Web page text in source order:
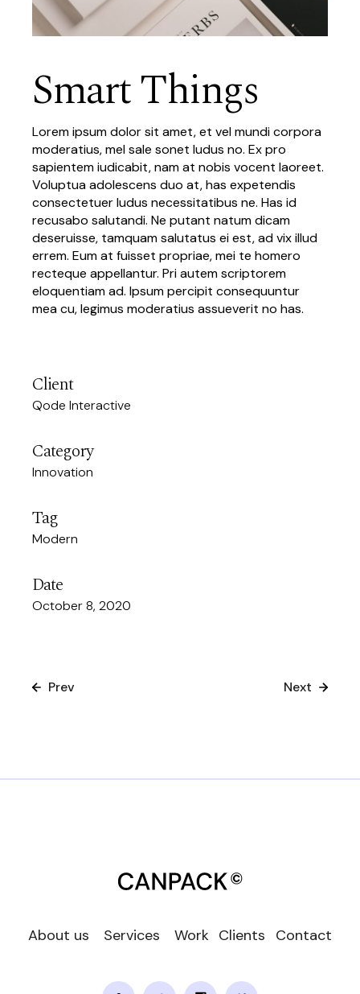
Smart Things
Lorem ipsum dolor sit amet, et vel mundi corpora
moderatius, mel sale sonet ludus no. Ex pro
sapientem iudicabit, nam at nobis vocent laoreet.
Voluptua adolescens duo at, has expetendis
consectetuer ludus necessitatibus ne. Has id
recusabo salutandi. Ne putant natum dicam
deseruisse, tamquam salutatus ei est, ad vix illud
errem. Eum at fuisset propriae, mei te homero
recteque appellantur. Pri autem scriptorem
eloquentiam ad. Ipsum percipit consequuntur
mea cu, legimus moderatius assueverit no has.
Client
Qode Interactive
Category
Innovation
Tag
Modern
Date
October 8, 2020
Prev Next
About us Services Work Clients Contact